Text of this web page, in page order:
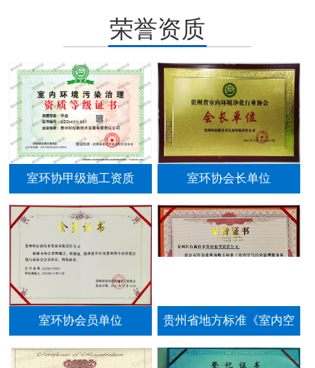
荣誉资质
室环协甲级施工资质 室环协会长单位
室环协会员单位 贵州省地方标准《室内空
气污染治理服务基本规